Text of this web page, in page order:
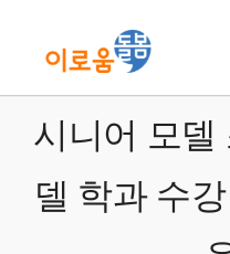
로
이로움 서비스
요양시설찾기
시니어 모델
델 학과 수